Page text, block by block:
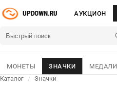
АУКЦИОН
МОНЕТЫ ЗНАЧКИ МЕДАЛИ
Каталог
/ Значки